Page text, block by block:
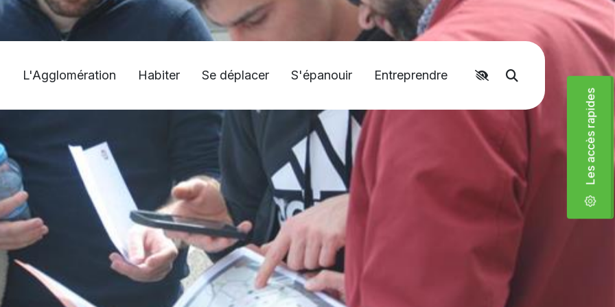
Moteur de
L'Agglomération Habiter Se déplacer S'épanouir Entreprendre
Les accès rapides
Accéder aux liens rapides